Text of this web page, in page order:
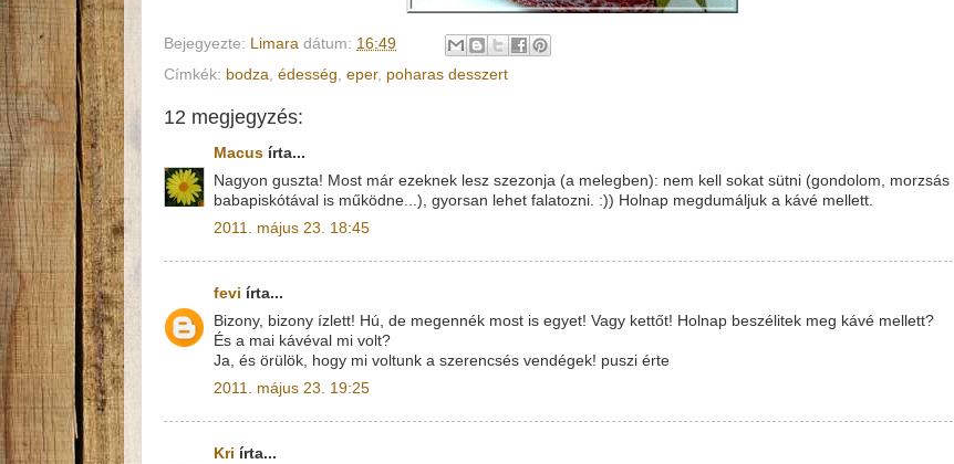
Bejegyezte: Limara dátum: 16:49
Címkék: bodza édesség eper, poharas desszert
12 megjegyzés:
Macus írta...
Nagyon guszta! Most már ezeknek lesz szezonja (a melegben): nem kell sokat sütni (gondolom, morzsás
babapiskótával is működne...), gyorsan lehet falatozni. :)) Holnap megdumáljuk a kávé mellett.
2011. május 23. 18:45
fevi írta...
Bizony, bizony ízlett! Hú, de megennék most is egyet! Vagy kettőt! Holnap beszélitek meg kávé mellett?
És a mai kávéval mi volt?
Ja, és örülök, hogy mi voltunk a szerencsés vendégek! puszi érte
2011. május 23. 19:25
Kri írta...